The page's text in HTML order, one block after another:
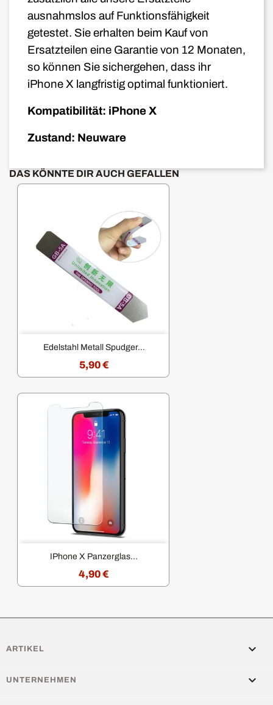
ausnahmslos auf Funktionsfähigkeit
getestet. Sie erhalten beim Kauf von
Ersatzteilen eine Garantie von 12 Monaten,
so können Sie sichergehen, dass ihr
iPhone X langfristig optimal funktioniert.
Kompatibilität: iPhone X
Zustand: Neuware
DAS KÖNNTE DIR AUCH GEFALLEN
Edelstahl Metall Spudger...
5,90 €
IPhone X Panzerglas...
4,90 €
ARTIKEL 
UNTERNEHMEN 